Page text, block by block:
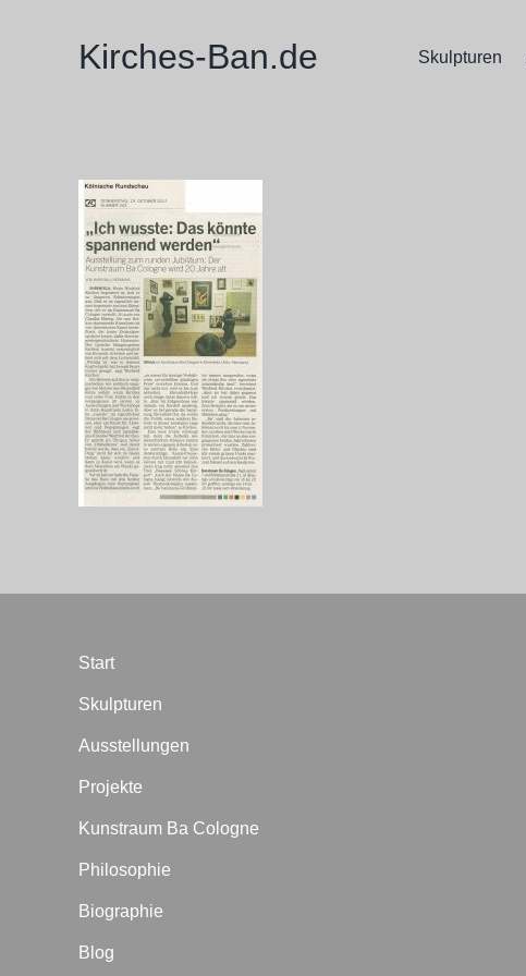
Kirches-Ban.de Skulpturen
Start
Skulpturen
Ausstellungen
Projekte
Kunstraum Ba Cologne
Philosophie
Biographie
Blog